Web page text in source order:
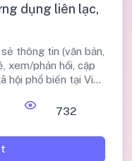
dụng liên lạc,
thông tin (văn bản,
xem/phản hồi, cập
hội phổ biến tại Việt
chi tiết cách đăng
riêng tư cho bài
732